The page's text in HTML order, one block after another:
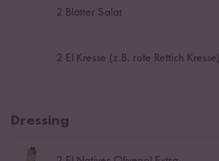
2 Blätter Salat
2 El Kresse (z.B. rote Rettich Kresse)
Dressing